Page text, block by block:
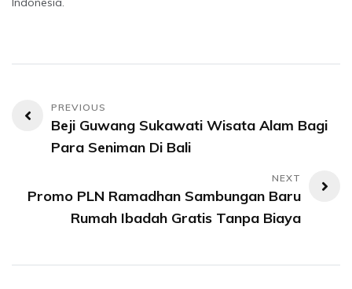
Navigasi
Beji Guwang Sukawati Wisata Alam Bagi
Para Seniman Di Bali
Promo PLN Ramadhan Sambungan Baru
Rumah Ibadah Gratis Tanpa Biaya